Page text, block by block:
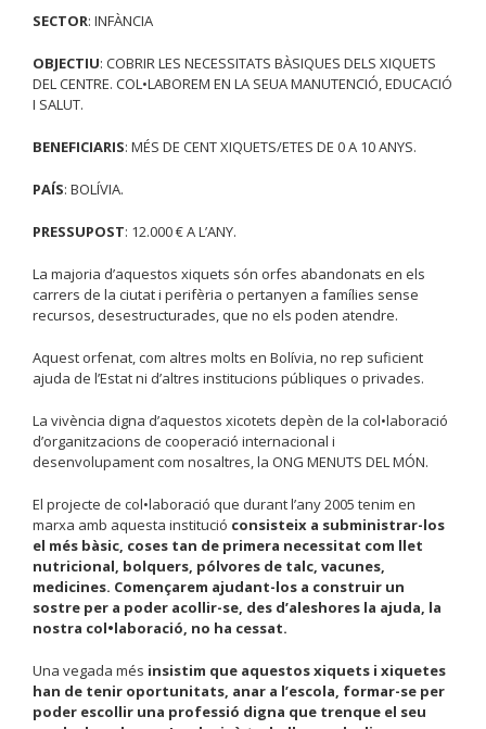
SECTOR: INFÀNCIA
OBJECTIU: COBRIR LES NECESSITATS BÀSIQUES DELS XIQUETS
DEL CENTRE. COL•LABOREM EN LA SEUA MANUTENCIÓ, EDUCACIÓ
I SALUT.
BENEFICIARIS: MÉS DE CENT XIQUETS/ETES DE 0 A 10 ANYS.
PAÍS: BOLÍVIA.
PRESSUPOST: 12.000 € A L’ANY.
La majoria d’aquestos xiquets són orfes abandonats en els
carrers de la ciutat i perifèria o pertanyen a famílies sense
recursos, desestructurades, que no els poden atendre.
Aquest orfenat, com altres molts en Bolívia, no rep suficient
ajuda de l’Estat ni d’altres institucions públiques o privades.
La vivència digna d’aquestos xicotets depèn de la col•laboració
d’organitzacions de cooperació internacional i
desenvolupament com nosaltres, la ONG MENUTS DEL MÓN.
El projecte de col•laboració que durant l’any 2005 tenim en
marxa amb aquesta institució consisteix a subministrar-los
el més bàsic, coses tan de primera necessitat com llet
nutricional, bolquers, pólvores de talc, vacunes,
medicines. Començarem ajudant-los a construir un
sostre per a poder acollir-se, des d’aleshores la ajuda, la
nostra col•laboració, no ha cessat.
Una vegada més insistim que aquestos xiquets i xiquetes
han de tenir oportunitats, anar a l’escola, formar-se per
poder escollir una professió digna que trenque el seu